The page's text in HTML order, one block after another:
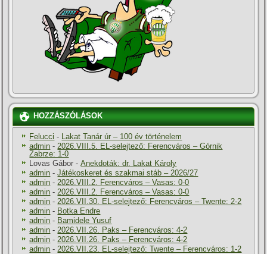
HOZZÁSZÓLÁSOK
Felucci - Lakat Tanár úr – 100 év történelem
admin -2026.VIII.5. EL-selejtező: Ferencváros – Górnik
Zabrze: 1-0
Lovas Gábor -Anekdoták: dr. Lakat Károly
admin -Játékoskeret és szakmai stáb – 2026/27
admin -2026.VIII.2. Ferencváros – Vasas: 0-0
admin -2026.VIII.2. Ferencváros – Vasas: 0-0
admin -2026.VII.30. EL-selejtező: Ferencváros – Twente: 2-2
admin - Botka Endre
admin - Bamidele Yusuf
admin -2026.VII.26. Paks – Ferencváros: 4-2
admin -2026.VII.26. Paks – Ferencváros: 4-2
admin -2026.VII.23. EL-selejtező: Twente – Ferencváros: 1-2